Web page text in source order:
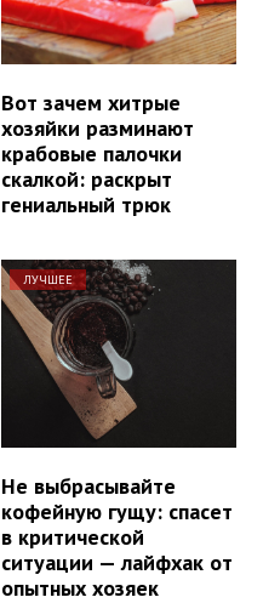
Вот зачем хитрые
хозяйки разминают
крабовые палочки
скалкой: раскрыт
гениальный трюк
ЛУЧШЕЕ
Не выбрасывайте
кофейную гущу: спасет
в критической
ситуации — лайфхак от
опытных хозяек